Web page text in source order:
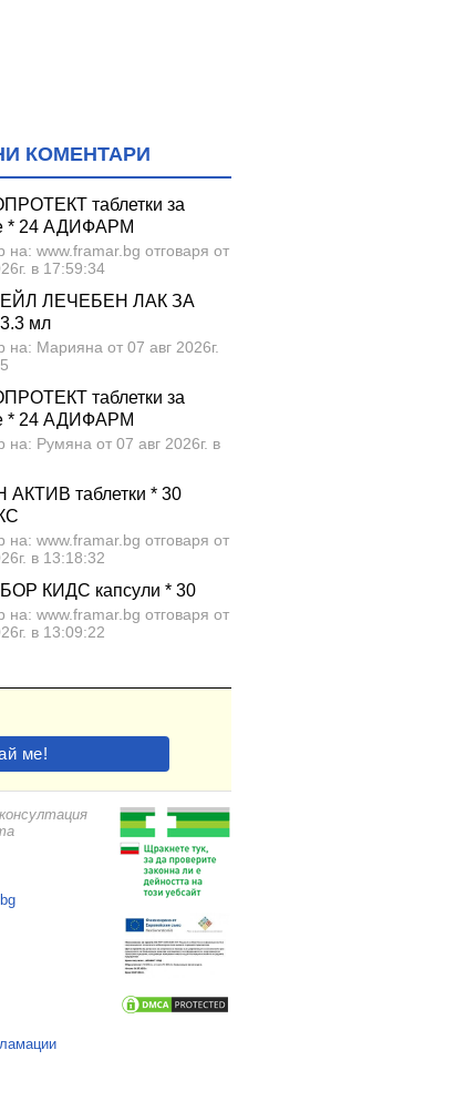
КОМЕНТАРИ
таблетки за
* 24 АДИФАРМ
на: www.framar.bg отговаря от
в 17:59:34
ЛЕЧЕБЕН ЛАК ЗА
мл
на: Марияна от 07 авг 2026г.
таблетки за
* 24 АДИФАРМ
на: Румяна от 07 авг 2026г. в
таблетки * 30
на: www.framar.bg отговаря от
в 13:18:32
КИДС капсули * 30
на: www.framar.bg отговаря от
в 13:09:22